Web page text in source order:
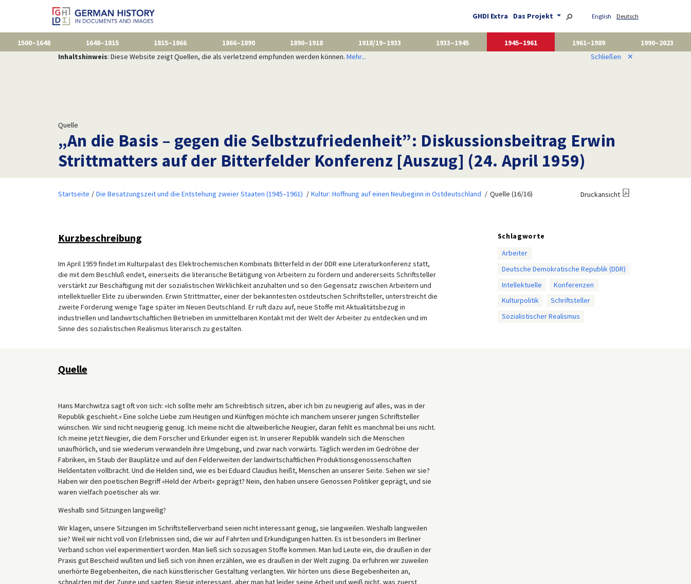
GHDI Extra Das Projekt English Deutsch
1500–1648 1648–1815 1815–1866 1866–1890 1890–1918 1918/19–1933 1933–1945 1945–1961 1961–1989
1990–2023
Inhaltshinweis: Diese Website zeigt Quellen, die als verletzend empfunden werden können. Mehr... Schließen ✕
Quelle
„An die Basis – gegen die Selbstzufriedenheit”: Diskussionsbeitrag Erwin
Strittmatters auf der Bitterfelder Konferenz [Auszug] (24. April 1959)
Startseite Die Besatzungszeit und die Entstehung zweier Staaten (1945–1961) Kultur: Hoffnung auf einen Neubeginn in Ostdeutschland Quelle (16/16) Druckansicht
Kurzbeschreibung
Im April 1959 findet im Kulturpalast des Elektrochemischen Kombinats Bitterfeld in der DDR eine Literaturkonferenz statt,
die mit dem Beschluß endet, einerseits die literarische Betätigung von Arbeitern zu fördern und andererseits Schriftsteller
verstärkt zur Beschäftigung mit der sozialistischen Wirklichkeit anzuhalten und so den Gegensatz zwischen Arbeitern und
intellektueller Elite zu überwinden. Erwin Strittmatter, einer der bekanntesten ostdeutschen Schriftsteller, unterstreicht die
zweite Forderung wenige Tage später im Neuen Deutschland. Er ruft dazu auf, neue Stoffe mit Aktualitätsbezug in
industriellen und landwirtschaftlichen Betrieben im unmittelbaren Kontakt mit der Welt der Arbeiter zu entdecken und im
Sinne des sozialistischen Realismus literarisch zu gestalten.
Schlagworte
Arbeiter
Deutsche Demokratische Republik (DDR)
Intellektuelle
Konferenzen
Kulturpolitik
Schriftsteller
Sozialistischer Realismus
Quelle
Hans Marchwitza sagt oft von sich: »Ich sollte mehr am Schreibtisch sitzen, aber ich bin zu neugierig auf alles, was in der
Republik geschieht.« Eine solche Liebe zum Heutigen und Künftigen möchte ich manchem unserer jungen Schriftsteller
wünschen. Wir sind nicht neugierig genug. Ich meine nicht die altweiberliche Neugier, daran fehlt es manchmal bei uns nicht.
Ich meine jetzt Neugier, die dem Forscher und Erkunder eigen ist. In unserer Republik wandeln sich die Menschen
unaufhörlich, und sie wiederum verwandeln ihre Umgebung, und zwar nach vorwärts. Täglich werden im Gedröhne der
Fabriken, im Staub der Bauplätze und auf den Felderweiten der landwirtschaftlichen Produktionsgenossenschaften
Heldentaten vollbracht. Und die Helden sind, wie es bei Eduard Claudius heißt, Menschen an unserer Seite. Sehen wir sie?
Haben wir den poetischen Begriff »Held der Arbeit« geprägt? Nein, den haben unsere Genossen Politiker geprägt, und sie
waren vielfach poetischer als wir.
Weshalb sind Sitzungen langweilig?
Wir klagen, unsere Sitzungen im Schriftstellerverband seien nicht interessant genug, sie langweilen. Weshalb langweilen
sie? Weil wir nicht voll von Erlebnissen sind, die wir auf Fahrten und Erkundigungen hatten. Es ist besonders im Berliner
Verband schon viel experimentiert worden. Man ließ sich sozusagen Stoffe kommen. Man lud Leute ein, die draußen in der
Praxis gut Bescheid wußten und ließ sich von ihnen erzählen, wie es draußen in der Welt zuging. Da erfuhren wir zuweilen
unerhörte Begebenheiten, die nach künstlerischer Gestaltung verlangten. Wir hörten uns diese Begebenheiten an,
schnalzten mit der Zunge und sagten: Riesig interessant, aber man hat leider seine Arbeit und weiß nicht, was zuerst